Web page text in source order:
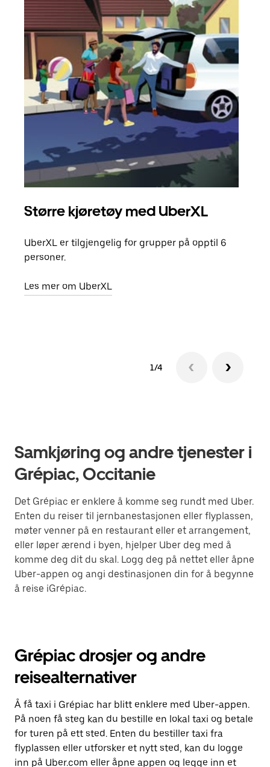
Større kjøretøy med UberXL
UberXL er tilgjengelig for grupper på opptil 6
personer.
Les mer om UberXL
1/4
Samkjøring og andre tjenester i
Grépiac, Occitanie
Det Grépiac er enklere å komme seg rundt med Uber.
Enten du reiser til jernbanestasjonen eller flyplassen,
møter venner på en restaurant eller et arrangement,
eller løper ærend i byen, hjelper Uber deg med å
komme deg dit du skal. Logg deg på nettet eller åpne
Uber-appen og angi destinasjonen din for å begynne
å reise iGrépiac.
Grépiac drosjer og andre
reisealternativer
Å få taxi i Grépiac har blitt enklere med Uber-appen.
På noen få steg kan du bestille en lokal taxi og betale
for turen på ett sted. Enten du bestiller taxi fra
flyplassen eller utforsker et nytt sted, kan du logge
inn på Uber.com eller åpne appen og legge inn et